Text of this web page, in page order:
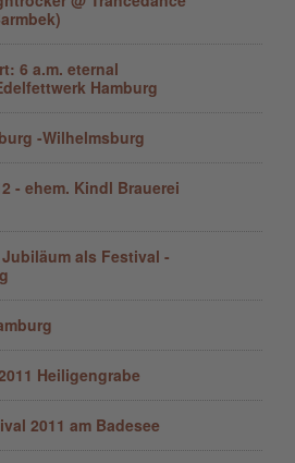
6 a.m. eternal
Hamburg
-Wilhelmsburg
- ehem. Kindl Brauerei
als Festival -
Heiligengrabe
2011 am Badesee